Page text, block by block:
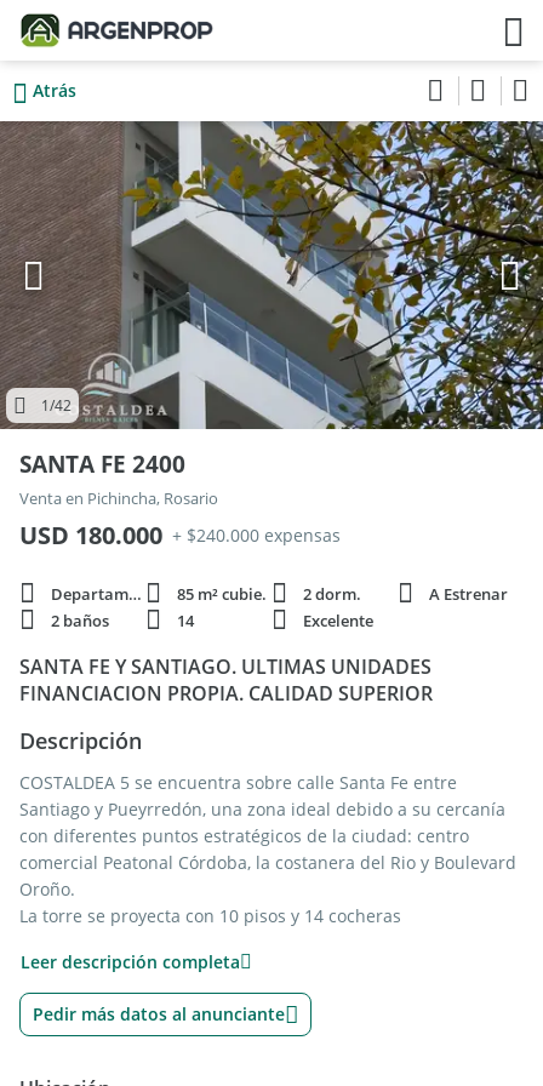
Atrás
1/42
SANTA FE 2400
Venta en Pichincha, Rosario
USD 180.000 + $240.000 expensas
Departamento 85 m² cubie. 2 dorm.
A Estrenar
2 baños
14 Excelente
SANTA FE Y SANTIAGO. ULTIMAS UNIDADES
FINANCIACION PROPIA. CALIDAD SUPERIOR
Descripción
COSTALDEA 5 se encuentra sobre calle Santa Fe entre
Santiago y Pueyrredón, una zona ideal debido a su cercanía
con diferentes puntos estratégicos de la ciudad: centro
comercial Peatonal Córdoba, la costanera del Rio y Boulevard
Oroño.
La torre se proyecta con 10 pisos y 14 cocheras
Semipisos con 2 ascensores.
Perfecta calidad con pisos de madera flotante importados
Cocina completa con muebles de alacena y bajo mesada,
Sistema de calefacción completa por radiadores (CALDERA
Leer descripción completa
Pedir más datos al anunciante